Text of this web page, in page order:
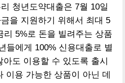
청년도약대출은 7월 10일
을 지원하기 위해서 최대 5
리 5%로 돈을 빌려주는 상품
들에게 100% 신용대출로 별
도 이용할 수 있도록 출시
이용 가능한 상품이 아닌 데